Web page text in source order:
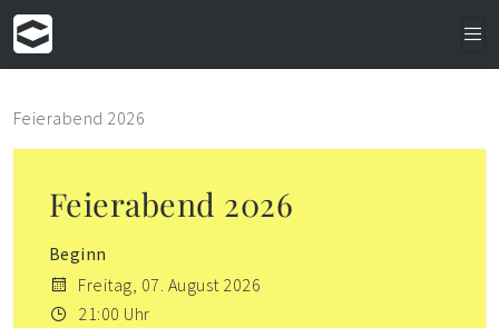
Feierabend 2026
Feierabend 2026
Beginn
Freitag, 07. August 2026
21:00 Uhr